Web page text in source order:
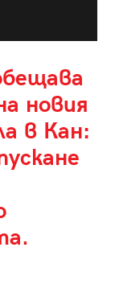
новия
в Кан: